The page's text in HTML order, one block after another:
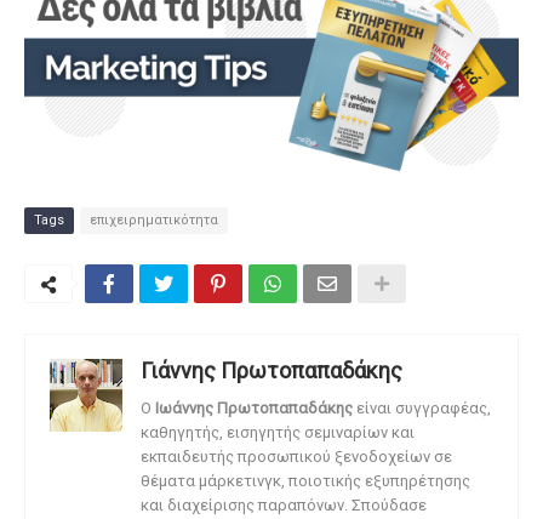
Tags επιχειρηματικότητα
Γιάννης Πρωτοπαπαδάκης
O Ιωάννης Πρωτοπαπαδάκης είναι συγγραφέας,
καθηγητής, εισηγητής σεμιναρίων και
εκπαιδευτής προσωπικού ξενοδοχείων σε
θέματα μάρκετινγκ, ποιοτικής εξυπηρέτησης
και διαχείρισης παραπόνων. Σπούδασε